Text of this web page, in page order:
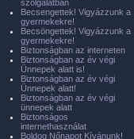
szolgálatban
Becsengettek! Vigyázzunk a
gyermekekre!
Becsöngettek! Vigyázzunk a
gyermekekre!
Biztonságban az interneten
Biztonságban az év végi
Ünnepek alatt is!
Biztonságban az év végi
Ünnepek alatt!
Biztonságban az év végi
ünnepek alatt
Biztonságos
internethasználat
Boldog Nőnapot Kívánunk!